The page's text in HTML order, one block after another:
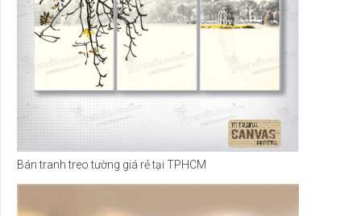
Bán tranh treo tường giá rẻ tại TPHCM